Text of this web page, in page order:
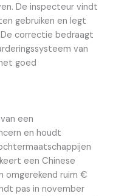
De inspecteur vindt
gebruiken en legt
De correctie bedraagt
van
goed
een
en houdt
een Chinese
omgerekend ruim €
pas in november